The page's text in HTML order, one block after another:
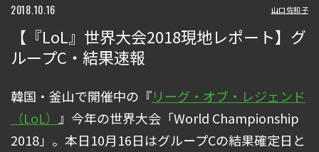
g
i
n
2018.10.16 山口佐和子
【『LoL』世界大会2018現地レポート】グ
ループC・結果速報
韓国・釜山で開催中の『リーグ・オブ・レジェンド
（LoL） 』今年の世界大会「World Championship
2018」。本日10月16日はグループCの結果確定日と